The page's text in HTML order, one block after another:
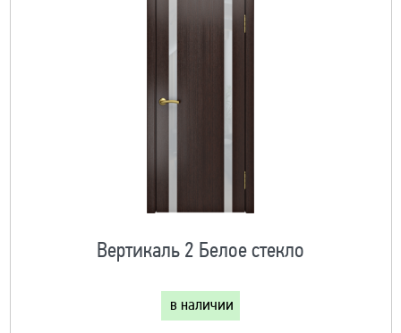
Вертикаль 2 Белое стекло
в наличии